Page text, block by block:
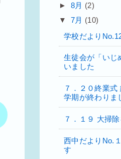
► 8月 (2)
▼ 7月 (10)
学校だより
生徒会が「いじ
いました
７．２０終業式
学期が終わりま
７．１９ 大掃
西中だよりNo.
す